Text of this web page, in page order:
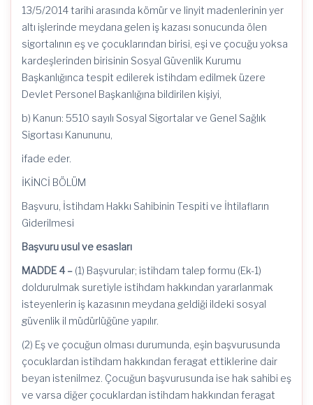
13/5/2014 tarihi arasında kömür ve linyit madenlerinin yer
altı işlerinde meydana gelen iş kazası sonucunda ölen
sigortalının eş ve çocuklarından birisi, eşi ve çocuğu yoksa
kardeşlerinden birisinin Sosyal Güvenlik Kurumu
Başkanlığınca tespit edilerek istihdam edilmek üzere
Devlet Personel Başkanlığına bildirilen kişiyi,
b) Kanun: 5510 sayılı Sosyal Sigortalar ve Genel Sağlık
Sigortası Kanununu,
ifade eder.
İKİNCİ BÖLÜM
Başvuru, İstihdam Hakkı Sahibinin Tespiti ve İhtilafların
Giderilmesi
Başvuru usul ve esasları
MADDE 4 – (1) Başvurular; istihdam talep formu (Ek-1)
doldurulmak suretiyle istihdam hakkından yararlanmak
isteyenlerin iş kazasının meydana geldiği ildeki sosyal
güvenlik il müdürlüğüne yapılır.
(2) Eş ve çocuğun olması durumunda, eşin başvurusunda
çocuklardan istihdam hakkından feragat ettiklerine dair
beyan istenilmez. Çocuğun başvurusunda ise hak sahibi eş
ve varsa diğer çocuklardan istihdam hakkından feragat